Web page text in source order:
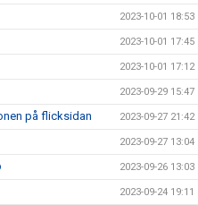
2023-10-01 18:53
2023-10-01 17:45
2023-10-01 17:12
2023-09-29 15:47
på flicksidan 2023-09-27 21:42
2023-09-27 13:04
2023-09-26 13:03
2023-09-24 19:11